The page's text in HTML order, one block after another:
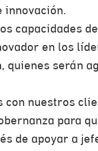
innovación.
capacidades de
en los
quienes serán
con nuestros
para
de apoyar a